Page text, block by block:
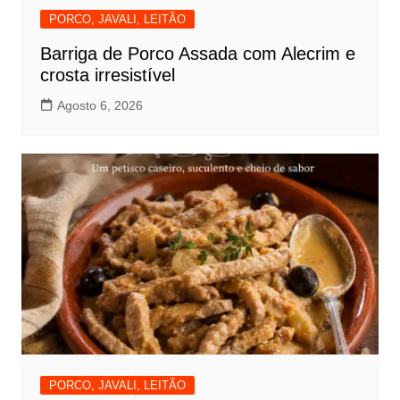
PORCO, JAVALI, LEITÃO
Barriga de Porco Assada com Alecrim e
crosta irresistível
Agosto 6, 2026
PORCO, JAVALI, LEITÃO